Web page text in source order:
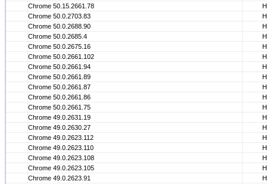
Chrome 50.15.2661.78
Chrome 50.0.2703.83
Chrome 50.0.2688.90
Chrome 50.0.2685.4
Chrome 50.0.2675.16
Chrome 50.0.2661.102
Chrome 50.0.2661.94
Chrome 50.0.2661.89
Chrome 50.0.2661.87
Chrome 50.0.2661.86
Chrome 50.0.2661.75
Chrome 49.0.2631.19
Chrome 49.0.2630.27
Chrome 49.0.2623.112
Chrome 49.0.2623.110
Chrome 49.0.2623.108
Chrome 49.0.2623.105
Chrome 49.0.2623.91